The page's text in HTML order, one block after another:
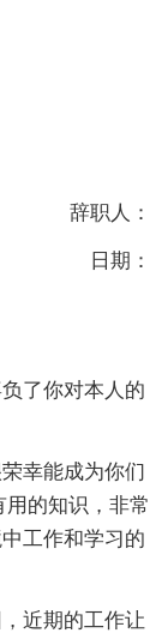
辞职人：
日期：
了你对本人的
幸能成为你们
的知识，非常
工作和学习的
近期的工作让